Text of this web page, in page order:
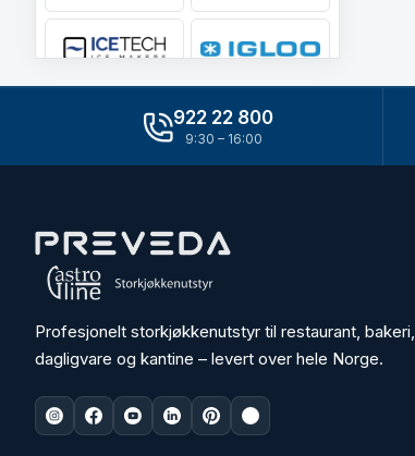
922 22 800
9:30 – 16:00
Profesjonelt storkjøkkenutstyr til restaurant, bakeri,
dagligvare og kantine – levert over hele Norge.